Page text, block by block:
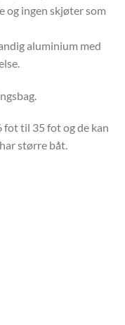
og ingen skjøter som
aluminium med
til 35 fot og de kan
større båt.